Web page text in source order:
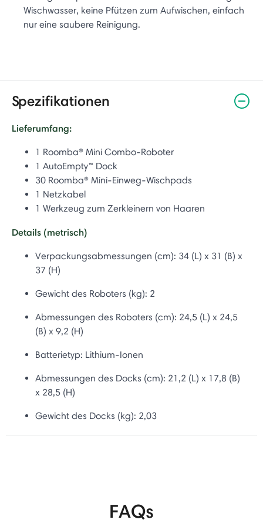
Wischwasser, keine Pfützen zum Aufwischen, einfach
nur eine saubere Reinigung.
Spezifikationen
Lieferumfang:
1 Roomba® Mini Combo-Roboter
1 AutoEmpty™ Dock
30 Roomba® Mini-Einweg-Wischpads
1 Netzkabel
1 Werkzeug zum Zerkleinern von Haaren
Details (metrisch)
Verpackungsabmessungen (cm): 34 (L) x 31 (B) x
37 (H)
Gewicht des Roboters (kg): 2
Abmessungen des Roboters (cm): 24,5 (L) x 24,5
(B) x 9,2 (H)
Batterietyp: Lithium-Ionen
Abmessungen des Docks (cm): 21,2 (L) x 17,8 (B)
x 28,5 (H)
Gewicht des Docks (kg): 2,03
FAQs